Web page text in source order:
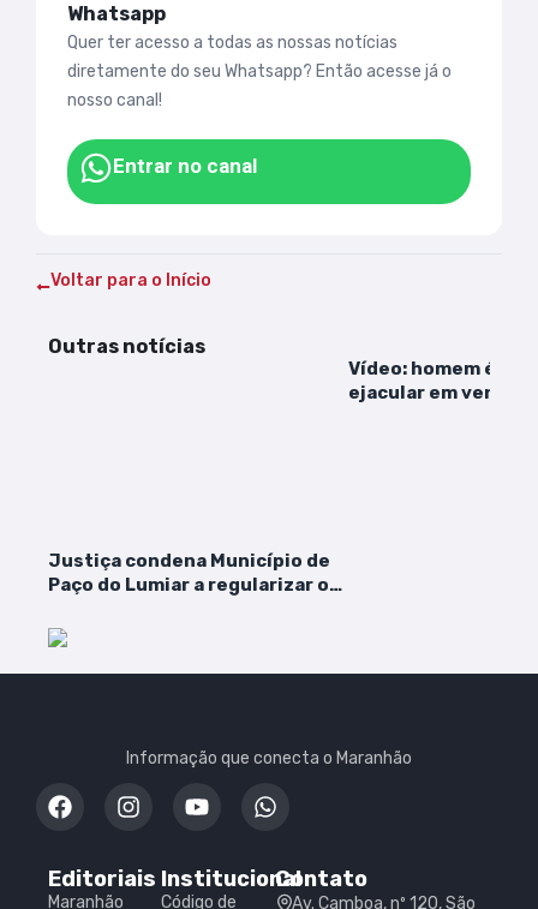
Whatsapp
Quer ter acesso a todas as nossas notícias
diretamente do seu Whatsapp? Então acesse já o
nosso canal!
Entrar no canal
Voltar para o Início
Outras notícias
Justiça condena Município de
Paço do Lumiar a regularizar o
Vídeo: homem é
ejacular em
Informação que conecta o Maranhão
Editoriais
Maranhão
Institucional
Código de
Contato
Av. Camboa, nº 120, São